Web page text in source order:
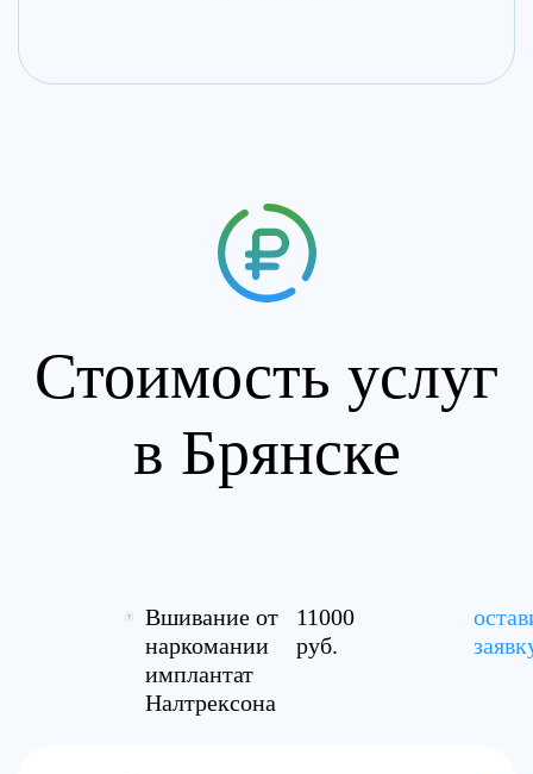
Стоимость услуг
в Брянске
Вшивание от
наркомании
имплантат
Налтрексона
11000
руб.